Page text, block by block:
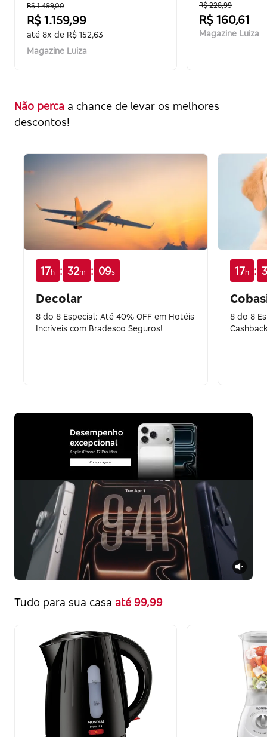
R$ 1.499,00
R$ 1.159,99
até 8x de R$ 152,63
Magazine Luiza
R$ 228,99
R$ 160,61
Magazine Luiza
Não perca a chance de levar os melhores
descontos!
17h : 32m : 08s
Decolar
8 do 8 Especial: Até 40% OFF em Hotéis
Incríveis com Bradesco Seguros!
17h :
8 do 8
Tudo para sua casa até 99,99